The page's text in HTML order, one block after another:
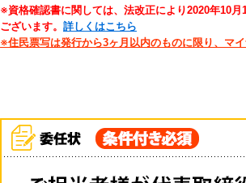
※資格確認書に関しては、法改正により2020年10
ございます。 詳しくはこちら
※住民票写は発行から3ヶ月以内のものに限り、マ